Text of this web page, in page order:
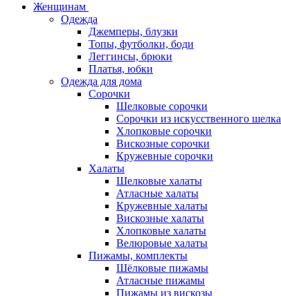
Женщинам
Одежда
Джемперы, блузки
Топы, футболки, боди
Леггинсы, брюки
Платья, юбки
Одежда для дома
Сорочки
Шелковые сорочки
Сорочки из искусственного шелка
Хлопковые сорочки
Вискозные сорочки
Кружевные сорочки
Халаты
Шелковые халаты
Атласные халаты
Кружевные халаты
Вискозные халаты
Хлопковые халаты
Велюровые халаты
Пижамы, комплекты
Шёлковые пижамы
Атласные пижамы
Пижамы из вискозы